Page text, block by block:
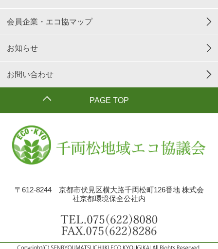
会員企業・エコ協マップ
お知らせ
お問い合わせ
PAGE TOP
〒612-8244 京都市伏見区横大路千両松町126番地 株式会
社京都環境保全公社内